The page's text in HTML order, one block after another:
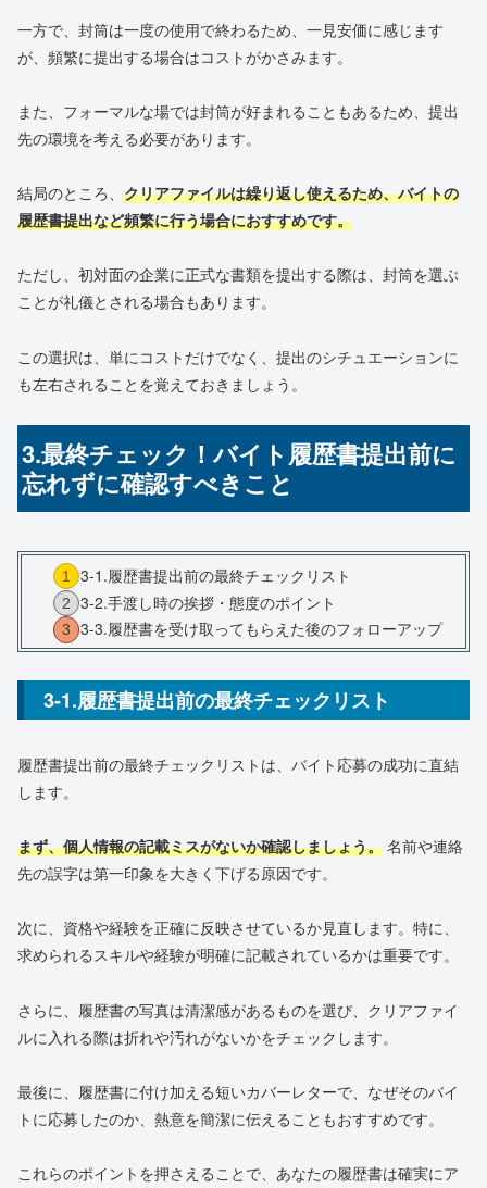
一方で、封筒は一度の使用で終わるため、一見安価に感じます
が、頻繁に提出する場合はコストがかさみます。
また、フォーマルな場では封筒が好まれることもあるため、提出
先の環境を考える必要があります。
結局のところ、 クリアファイルは繰り返し使えるため、バイトの
履歴書提出など頻繁に行う場合におすすめです。
ただし、初対面の企業に正式な書類を提出する際は、封筒を選ぶ
ことが礼儀とされる場合もあります。
この選択は、単にコストだけでなく、提出のシチュエーションに
も左右されることを覚えておきましょう。
3.最終チェック！バイト履歴書提出前に
忘れずに確認すべきこと
3-1.履歴書提出前の最終チェックリスト
3-2.手渡し時の挨拶・態度のポイント
3-3.履歴書を受け取ってもらえた後のフォローアップ
3-1.履歴書提出前の最終チェックリスト
履歴書提出前の最終チェックリストは、バイト応募の成功に直結
します。
まず、個人情報の記載ミスがないか確認しましょう。 名前や連絡
先の誤字は第一印象を大きく下げる原因です。
次に、資格や経験を正確に反映させているか見直します。特に、
求められるスキルや経験が明確に記載されているかは重要です。
さらに、履歴書の写真は清潔感があるものを選び、クリアファイ
ルに入れる際は折れや汚れがないかをチェックします。
最後に、履歴書に付け加える短いカバーレターで、なぜそのバイ
トに応募したのか、熱意を簡潔に伝えることもおすすめです。
これらのポイントを押さえることで、あなたの履歴書は確実にア